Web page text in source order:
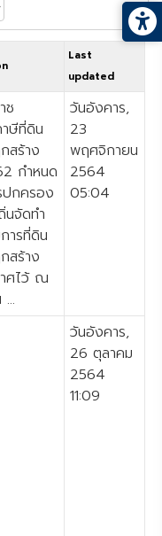
หน้าที่ 3 จาก 51
Last
updated
ช
ษีที่ดิน
สร้าง
กำหนด
ปกครอง
จัดทำ
ารที่ดิน
สร้าง
ศไว้ ณ
วันอังคาร,
23
พฤศจิกายน
2564
05:04
วันอังคาร,
26 ตุลาคม
2564
11:09